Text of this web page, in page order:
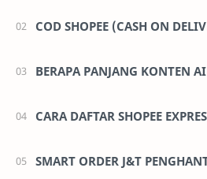
COD SHOPEE (CASH ON
BERAPA PANJANG KONTEN
CARA DAFTAR SHOPEE
SMART ORDER J&T